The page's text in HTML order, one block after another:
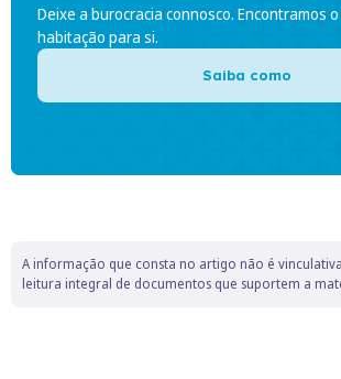
Deixe a burocracia connosco. Encontramos
habitação para si.
Saiba como
A informação que consta no artigo não é
leitura integral de documentos que suportem a